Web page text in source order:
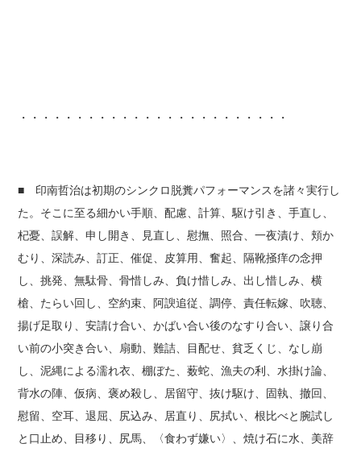
・・・・・・・・・・・・・・・・・・・・・・・・
■ 印南哲治は初期のシンクロ脱糞パフォーマンスを諸々実行し
た。そこに至る細かい手順、配慮、計算、駆け引き、手直し、
杞憂、誤解、申し開き、見直し、慰撫、照合、一夜漬け、頬か
むり、深読み、訂正、催促、皮算用、奮起、隔靴掻痒の念押
し、挑発、無駄骨、骨惜しみ、負け惜しみ、出し惜しみ、横
槍、たらい回し、空約束、阿諛追従、調停、責任転嫁、吹聴、
揚げ足取り、安請け合い、かばい合い後のなすり合い、譲り合
い前の小突き合い、扇動、難詰、目配せ、貧乏くじ、なし崩
し、泥縄による濡れ衣、棚ぼた、薮蛇、漁夫の利、水掛け論、
背水の陣、仮病、褒め殺し、居留守、抜け駆け、固執、撤回、
慰留、空耳、退屈、尻込み、居直り、尻拭い、根比べと腕試し
と口止め、目移り、尻馬、〈食わず嫌い〉、焼け石に水、美辞